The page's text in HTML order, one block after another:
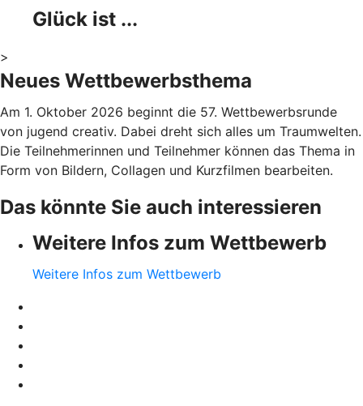
Glück ist ...
>
Neues Wettbewerbsthema
Am 1. Oktober 2026 beginnt die 57. Wettbewerbsrunde
von jugend creativ. Dabei dreht sich alles um Traumwelten.
Die Teilnehmerinnen und Teilnehmer können das Thema in
Form von Bildern, Collagen und Kurzfilmen bearbeiten.
Das könnte Sie auch interessieren
Weitere Infos zum Wettbewerb
Weitere Infos zum Wettbewerb